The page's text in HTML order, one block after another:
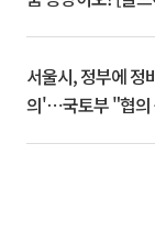
서울시, 정부에 정
의'⋯국토부 "협의